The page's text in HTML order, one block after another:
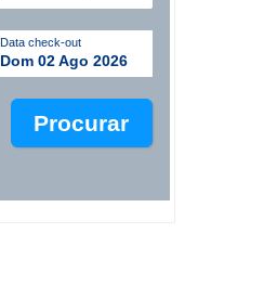
Data check-out
Dom 02 Ago 2026